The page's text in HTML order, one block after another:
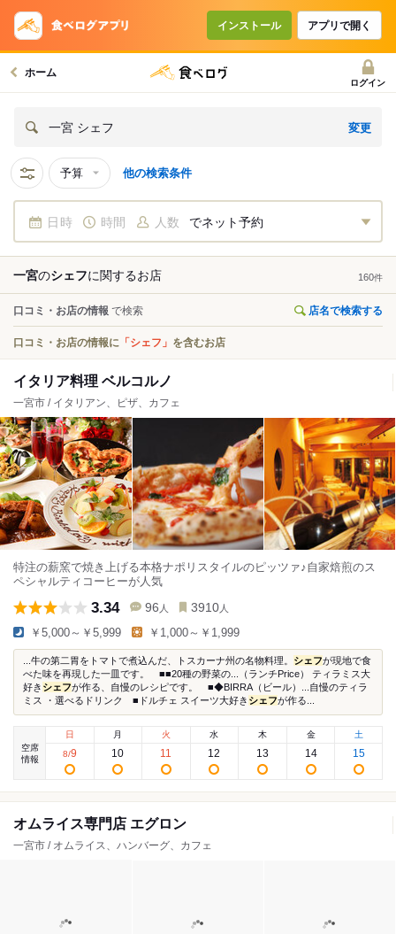
インストール アプリで開く
ホーム
ログイン
一宮 シェフ 変更
予算 他の検索条件
日時 時間 人数 でネット予約
一宮のシェフに関するお店 160件
口コミ・お店の情報 で検索 店名で検索する
口コミ・お店の情報に 「シェフ」 を含むお店
イタリア料理 ベルコルノ
一宮市 / イタリアン、ピザ、カフェ
特注の薪窯で焼き上げる本格ナポリスタイルのピッツァ♪自家焙煎のス
ペシャルティコーヒーが人気
3.34 96 人 3910 人
￥5,000～￥5,999 ￥1,000～￥1,999
...牛の第二胃をトマトで煮込んだ、トスカーナ州の名物料理。 シェフが現地で食
べた味を再現した一皿です。 ■■20種の野菜の...（ランチPrice） ティラミス大
好き シェフが作る、自慢のレシピです。 ■◆BIRRA（ビール）...自慢のティラ
ミス ・選べるドリンク ■ドルチェ スイーツ大好き シェフが作る...
空席
情報
日
8/9
月
10
火
11
水
12
木
13
金
14
土
15
オムライス専門店 エグロン
一宮市 / オムライス、ハンバーグ、カフェ